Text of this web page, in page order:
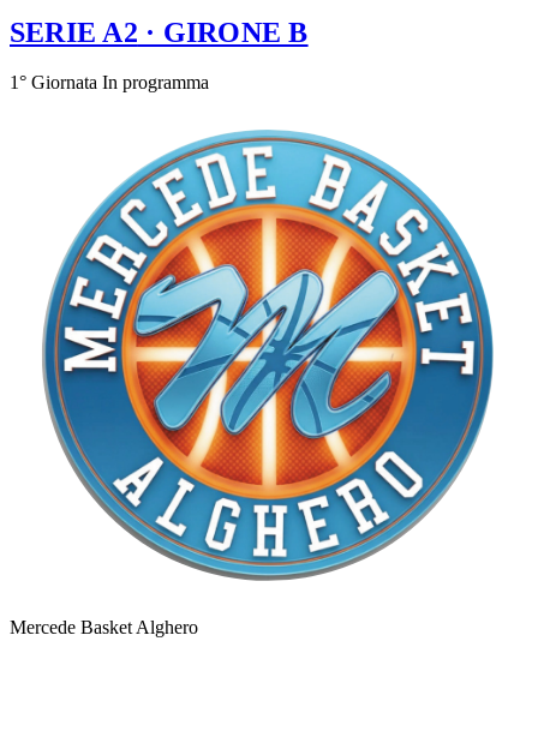
SERIE A2 · GIRONE B
1° Giornata In programma
Mercede Basket Alghero